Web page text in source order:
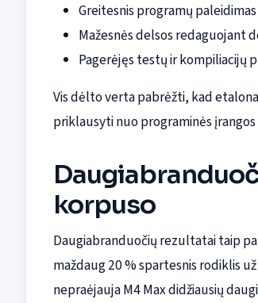
Greitesnis programų
Mažesnės delsos redaguojant
Pagerėjęs testų ir kompiliacijų
Vis dėlto verta pabrėžti, kad
priklausyti nuo programinės
korpuso
Daugiabranduočių rezultatai taip
maždaug 20 % spartesnis rodiklis
nepraėjauja M4 Max didžiausių